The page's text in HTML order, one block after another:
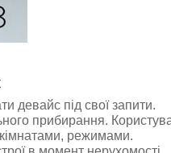
девайс під свої запити.
прибирання.
режимами.